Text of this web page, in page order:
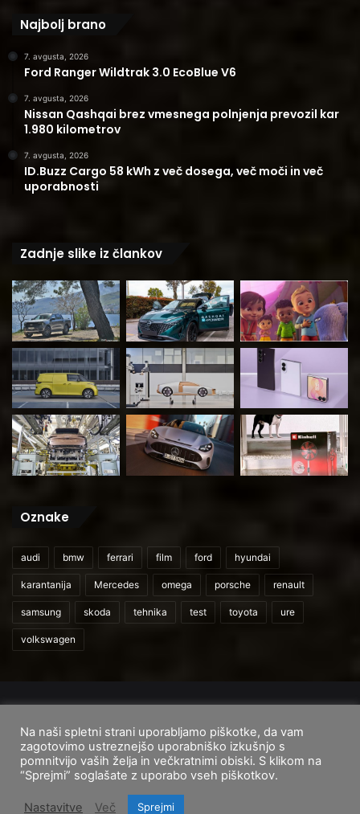
Najbolj brano
7. avgusta, 2026
Ford Ranger Wildtrak 3.0 EcoBlue V6
7. avgusta, 2026
Nissan Qashqai brez vmesnega polnjenja prevozil kar
1.980 kilometrov
7. avgusta, 2026
ID.Buzz Cargo 58 kWh z več dosega, več moči in več
uporabnosti
Zadnje slike iz člankov
Oznake
audi bmw ferrari film ford hyundai
karantanija Mercedes omega porsche renault
samsung skoda tehnika test toyota ure
volkswagen
Domov
O nas Cenik storitev Pogoji uporabe
FacebookInstagram
TikTok
Na naši spletni strani uporabljamo piškotke, da vam
zagotovimo ustreznejšo uporabniško izkušnjo s
pomnitvijo vaših želja in večkratnimi obiski. S klikom na
“Sprejmi” soglašate z uporabo vseh piškotkov.
Nastavitve Več Sprejmi